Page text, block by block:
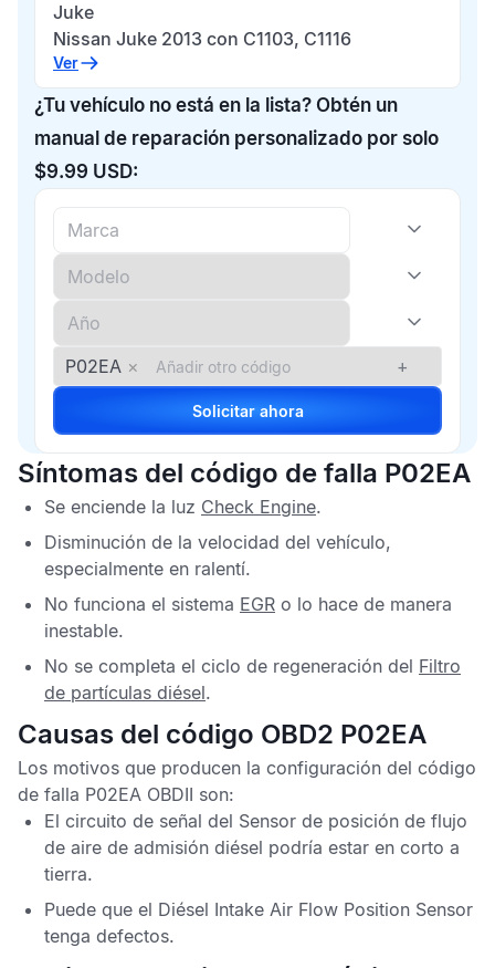
Juke
Nissan Juke 2013 con C1103, C1116
Ver
¿Tu vehículo no está en la lista? Obtén un
manual de reparación personalizado por solo
$9.99 USD:
P02EA × +
Solicitar ahora
Síntomas del código de falla P02EA
Se enciende la luz Check Engine.
Disminución de la velocidad del vehículo,
especialmente en ralentí.
No funciona el sistema EGR o lo hace de manera
inestable.
No se completa el ciclo de regeneración del Filtro
de partículas diésel.
Causas del código OBD2 P02EA
Los motivos que producen la configuración del código
de falla P02EA OBDII son:
El circuito de señal del Sensor de posición de flujo
de aire de admisión diésel podría estar en corto a
tierra.
Puede que el Diésel Intake Air Flow Position Sensor
tenga defectos.